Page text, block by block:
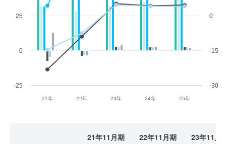
21年 22年 23年 24年 25年
-25
0
25
-30
-15
0
21年11月期 22年11月期 23年11月